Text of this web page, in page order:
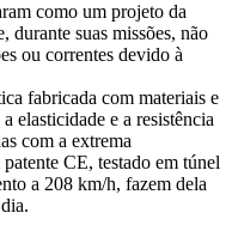
como um projeto da
durante suas missões, não
ou correntes devido à
fabricada com materiais e
elasticidade e a resistência
com a extrema
CE, testado em túnel
a 208 km/h, fazem dela